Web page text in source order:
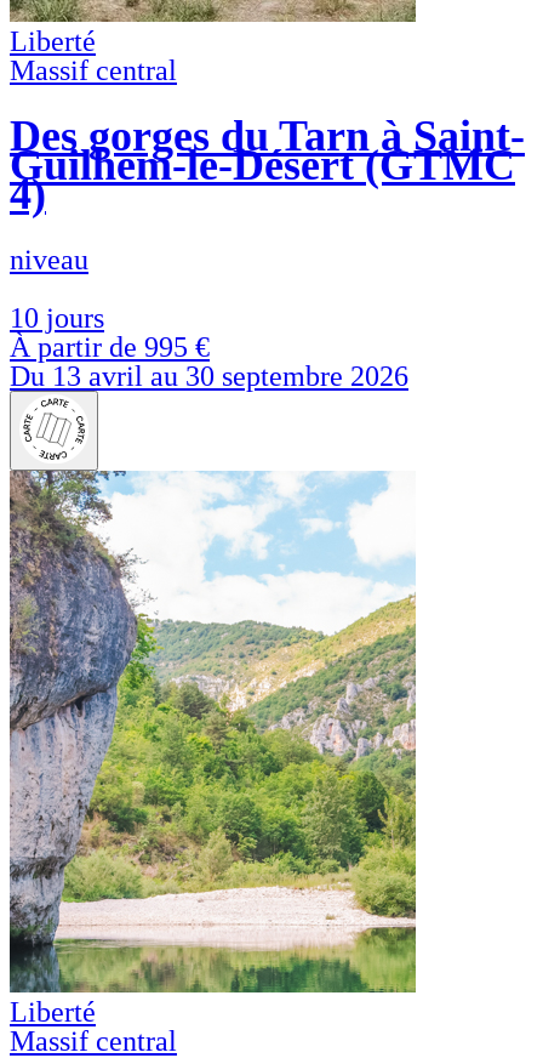
Liberté
Massif central
Des gorges du Tarn à Saint-
Guilhem-le-Désert (GTMC
4)
niveau
10 jours
À partir de 995 €
Du 13 avril au 30 septembre 2026
Liberté
Massif central